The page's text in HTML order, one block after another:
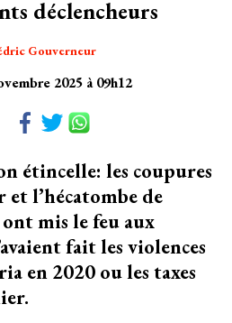
déclencheurs
Gouverneur
2025 à 09h12
étincelle: les coupures
et l’hécatombe de
mis le feu aux
fait les violences
en 2020 ou les taxes